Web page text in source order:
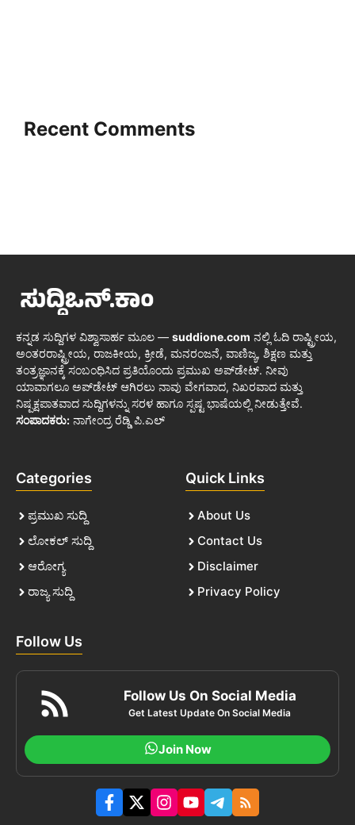
Recent Comments
ಕನ್ನಡ ಸುದ್ದಿಗಳ ವಿಶ್ವಾಸಾರ್ಹ ಮೂಲ — suddione.com ನಲ್ಲಿ ಓದಿ ರಾಷ್ಟ್ರೀಯ,
ಅಂತರರಾಷ್ಟ್ರೀಯ, ರಾಜಕೀಯ, ಕ್ರೀಡೆ, ಮನರಂಜನೆ, ವಾಣಿಜ್ಯ, ಶಿಕ್ಷಣ ಮತ್ತು
ತಂತ್ರಜ್ಞಾನಕ್ಕೆ ಸಂಬಂಧಿಸಿದ ಪ್ರತಿಯೊಂದು ಪ್ರಮುಖ ಅಪ್‌ಡೇಟ್. ನೀವು
ಯಾವಾಗಲೂ ಅಪ್‌ಡೇಟ್ ಆಗಿರಲು ನಾವು ವೇಗವಾದ, ನಿಖರವಾದ ಮತ್ತು
ನಿಷ್ಪಕ್ಷಪಾತವಾದ ಸುದ್ದಿಗಳನ್ನು ಸರಳ ಹಾಗೂ ಸ್ಪಷ್ಟ ಭಾಷೆಯಲ್ಲಿ ನೀಡುತ್ತೇವೆ.
ಸಂಪಾದಕರು: ನಾಗೇಂದ್ರ ರೆಡ್ಡಿ ಪಿ.ಎಲ್
Categories
ಪ್ರಮುಖ ಸುದ್ದಿ
ಲೋಕಲ್ ಸುದ್ದಿ
ಆರೋಗ್ಯ
ರಾಜ್ಯ ಸುದ್ದಿ
Quick Links
About Us
Contact Us
Disclaimer
Privacy Policy
Follow Us
Follow Us On Social Media
Get Latest Update On Social Media
Join Now